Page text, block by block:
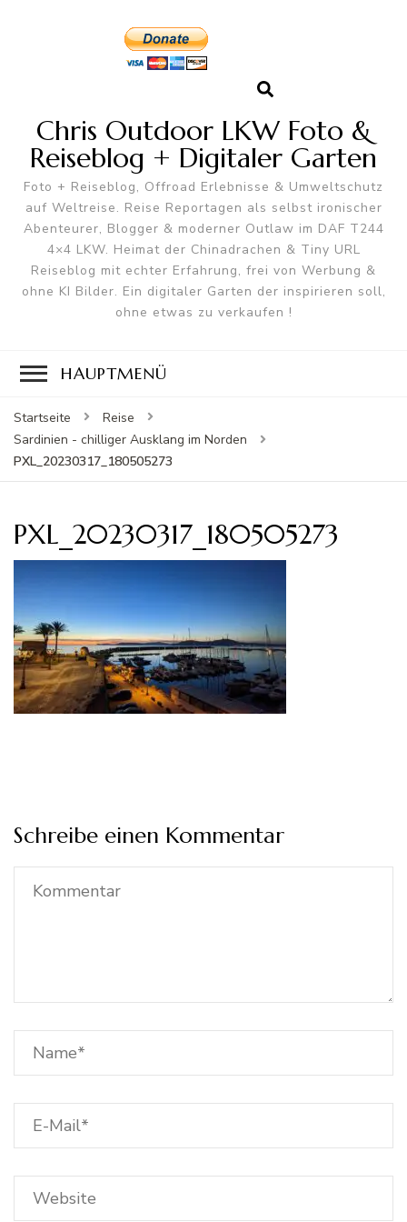
Chris Outdoor LKW Foto &
Reiseblog + Digitaler Garten
Foto + Reiseblog, Offroad Erlebnisse & Umweltschutz
auf Weltreise. Reise Reportagen als selbst ironischer
Abenteurer, Blogger & moderner Outlaw im DAF T244
4×4 LKW. Heimat der Chinadrachen & Tiny URL
Reiseblog mit echter Erfahrung, frei von Werbung &
ohne KI Bilder. Ein digitaler Garten der inspirieren soll,
ohne etwas zu verkaufen !
HAUPTMENÜ
Startseite
Reise
Sardinien - chilliger Ausklang im Norden
PXL_20230317_180505273
PXL_20230317_180505273
Schreibe einen Kommentar